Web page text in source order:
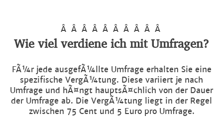
Â Â Â Â Â Â Â Â Â Â
Wie viel verdiene ich mit Umfragen?
FÃ¼r jede ausgefÃ¼llte Umfrage erhalten Sie eine
spezifische VergÃ¼tung. Diese variiert je nach
Umfrage und hÃ¤ngt hauptsÃ¤chlich von der Dauer
der Umfrage ab. Die VergÃ¼tung liegt in der Regel
zwischen 75 Cent und 5 Euro pro Umfrage.